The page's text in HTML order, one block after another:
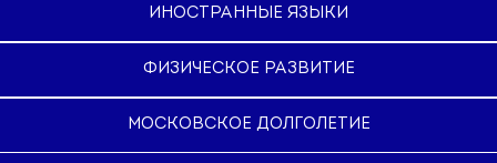
ИНОСТРАННЫЕ ЯЗЫКИ
ФИЗИЧЕСКОЕ РАЗВИТИЕ
МОСКОВСКОЕ ДОЛГОЛЕТИЕ